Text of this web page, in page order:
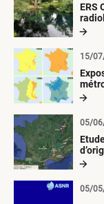
ERS
15/
05/
05/